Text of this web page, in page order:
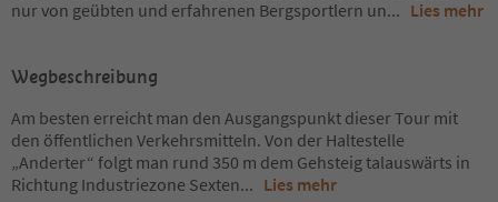
nur von geübten und erfahrenen Bergsportlern un... Lies mehr
Wegbeschreibung
Am besten erreicht man den Ausgangspunkt dieser Tour mit
den öffentlichen Verkehrsmitteln. Von der Haltestelle
„Anderter“ folgt man rund 350 m dem Gehsteig talauswärts in
Richtung Industriezone Sexten... Lies mehr